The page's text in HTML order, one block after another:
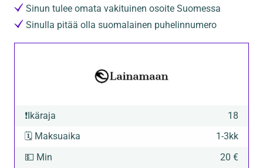
Sinun tulee omata vakituinen osoite Suomessa
Sinulla pitää olla suomalainen puhelinnumero
❗Ikäraja
18
🗓️ Maksuaika 1 -3kk
💵 Min
20 €